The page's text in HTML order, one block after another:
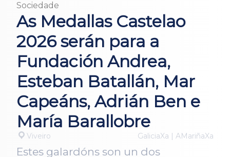
Sociedade
As Medallas Castelao
2026 serán para a
Fundación Andrea,
Esteban Batallán, Mar
Capeáns, Adrián Ben e
María Barallobre
Viveiro GaliciaXa | AMariñaXa
Estes galardóns son un dos